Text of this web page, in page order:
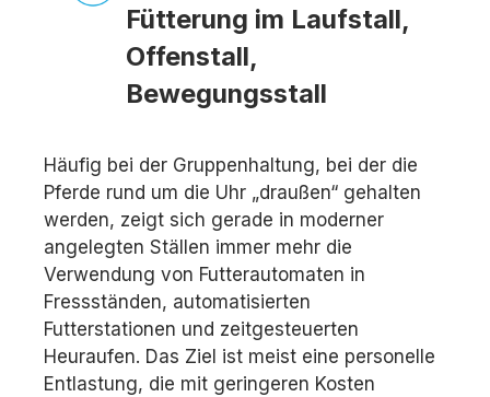
Fütterung im Laufstall,
Offenstall,
Bewegungsstall
Häufig bei der Gruppenhaltung, bei der die
Pferde rund um die Uhr „draußen“ gehalten
werden, zeigt sich gerade in moderner
angelegten Ställen immer mehr die
Verwendung von Futterautomaten in
Fressständen, automatisierten
Futterstationen und zeitgesteuerten
Heuraufen. Das Ziel ist meist eine personelle
Entlastung, die mit geringeren Kosten